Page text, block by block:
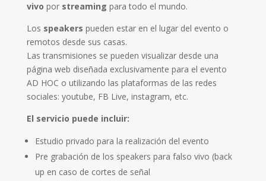
vivo por streaming para todo el mundo.
Los speakers pueden estar en el lugar del evento o
remotos desde sus casas.
Las transmisiones se pueden visualizar desde una
página web diseñada exclusivamente para el evento
AD HOC o utilizando las plataformas de las redes
sociales: youtube, FB Live, instagram, etc.
El servicio puede incluir:
Estudio privado para la realización del evento
Pre grabación de los speakers para falso vivo (back
up en caso de cortes de señal